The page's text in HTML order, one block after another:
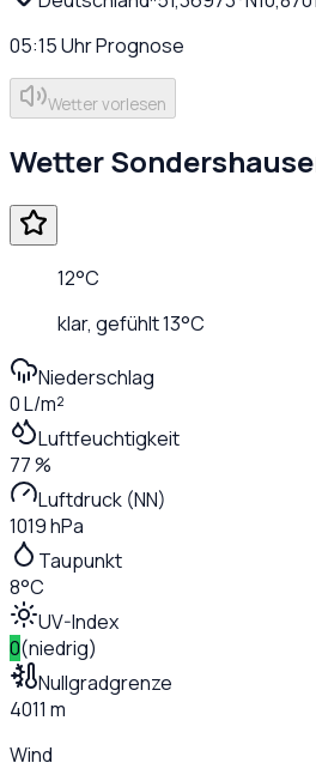
05:15UhrPrognose
Wetter vorlesen
Wetter
12°C
klar, gefühlt13°C
Niederschlag
0 L/m²
Luftfeuchtigkeit
77 %
Luftdruck (NN)
1019 hPa
Taupunkt
8°C
UV-Index
0(niedrig)
Nullgradgrenze
4011 m
Wind